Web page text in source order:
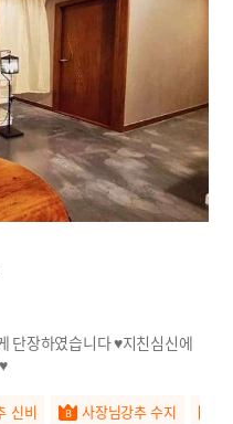
단장하였습니다 ♥지친심신에
신비 사장님강추 수지